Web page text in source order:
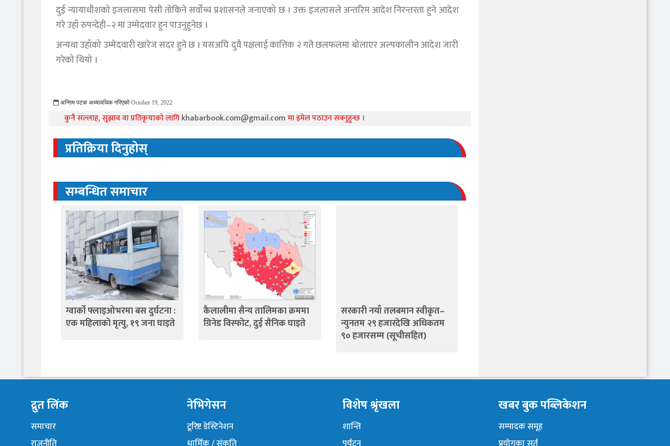
दुई न्यायाधीशको इजलासमा पेसी तोकिने सर्वोच्च प्रशासनले जनाएको छ । उक्त इजलासले अन्तरिम आदेश निरन्तरता हुने आदेश
गरे उहाँ रुपन्देही–२ मा उम्मेदवार हुन पाउनुहुनेछ ।
अन्यथा उहाँको उम्मेदवारी खारेज सदर हुने छ । यसअघि दुवै पक्षलाई कात्तिक २ गते छलफलमा बोलाएर अल्पकालीन आदेश जारी
गरेको थियो ।
अन्तिम पटक अध्यावधिक गरिएको October 19, 2022
कुनै सल्लाह, सुझाव वा प्रतिकृयाको लागिkhabarbook.com@gmail.comमा इमेल पठाउन सक्नुहुन्छ ।
प्रतिक्रिया दिनुहोस्
सम्बन्धित समाचार
ग्वार्को फ्लाइओभरमा बस दुर्घटना :
एक महिलाको मृत्यु, १९ जना घाइते
कैलालीमा सैन्य तालिमका क्रममा
ग्रिनेड विस्फोट, दुई सैनिक घाइते
सरकारी नयाँ तलबमान स्वीकृत–
न्युनतम २९ हजारदेखि अधिकतम
९० हजारसम्म (सूचीसहित)
द्रुत लिंक
समाचार
नेभिगेसन
टूरिष्ट डेस्टिनेशन
विशेष श्रृंखला
शान्ति
खबर बुक पब्लिकेशन
सम्पादक समूह